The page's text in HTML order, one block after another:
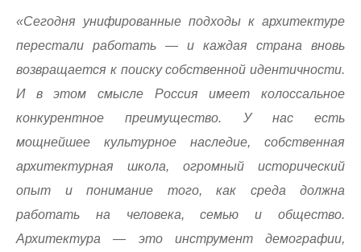
«Сегодня унифированные подходы к архитектуре
перестали работать — и каждая страна вновь
возвращается к поиску собственной идентичности.
И в этом смысле Россия имеет колоссальное
конкурентное преимущество. У нас есть
мощнейшее культурное наследие, собственная
архитектурная школа, огромный исторический
опыт и понимание того, как среда должна
работать на человека, семью и общество.
Архитектура — это инструмент демографии,